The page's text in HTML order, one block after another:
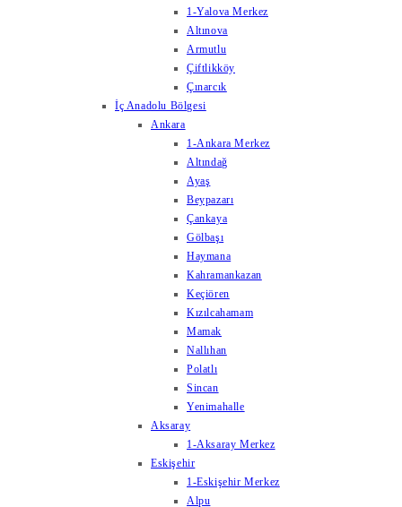
1-Yalova Merkez
Altınova
Armutlu
Çiftlikköy
Çınarcık
İç Anadolu Bölgesi
Ankara
1-Ankara Merkez
Altındağ
Ayaş
Beypazarı
Çankaya
Gölbaşı
Haymana
Kahramankazan
Keçiören
Kızılcahamam
Mamak
Nallıhan
Polatlı
Sincan
Yenimahalle
Aksaray
1-Aksaray Merkez
Eskişehir
1-Eskişehir Merkez
Alpu